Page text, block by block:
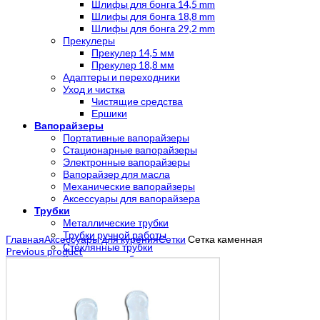
Шлифы для бонга 14,5 mm
Шлифы для бонга 18,8 mm
Шлифы для бонга 29,2 mm
Прекулеры
Прекулер 14,5 мм
Прекулер 18,8 мм
Адаптеры и переходники
Уход и чистка
Чистящие средства
Ершики
Вапорайзеры
Портативные вапорайзеры
Стационарные вапорайзеры
Электронные вапорайзеры
Вапорайзер для масла
Механические вапорайзеры
Аксессуары для вапорайзера
Трубки
Металлические трубки
Трубки ручной работы
Стеклянные трубки
Каменные трубки
Силиконовые трубки
Гриндеры
Click to enlarge
ГлавнаяАксессуары для куренияСетки Сетка каменная
Previous product